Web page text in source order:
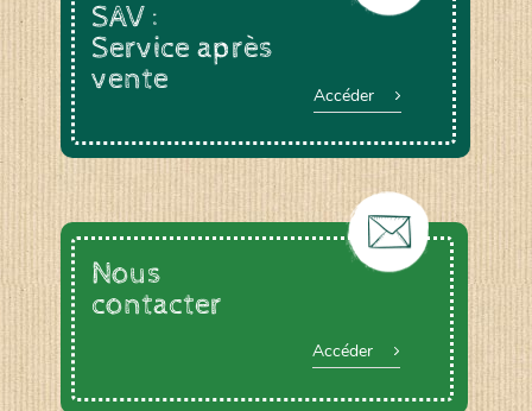
SAV :
Service après
vente
Accéder
Nous
contacter
Accéder